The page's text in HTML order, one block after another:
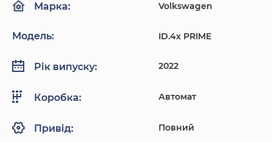
Марка: Volkswagen
Модель: ID.4x PRIME
Рік випуску: 2022
Коробка: Автомат
Привід: Повний